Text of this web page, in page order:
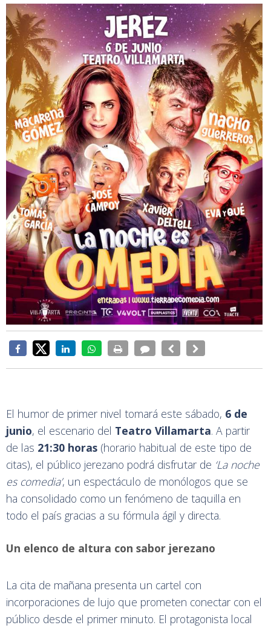
El humor de primer nivel tomará este sábado, 6 de
junio, el escenario del Teatro Villamarta. A partir
de las 21:30 horas (horario habitual de este tipo de
citas), el público jerezano podrá disfrutar de ‘La noche
es comedia’, un espectáculo de monólogos que se
ha consolidado como un fenómeno de taquilla en
todo el país gracias a su fórmula ágil y directa.
Un elenco de altura con sabor jerezano
La cita de mañana presenta un cartel con
incorporaciones de lujo que prometen conectar con el
público desde el primer minuto. El protagonista local